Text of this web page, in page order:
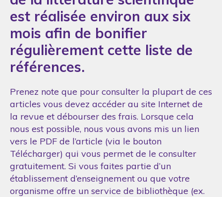
est réalisée environ aux six
mois afin de bonifier
régulièrement cette liste de
références.
Prenez note que pour consulter la plupart de ces
articles vous devez accéder au site Internet de
la revue et débourser des frais. Lorsque cela
nous est possible, nous vous avons mis un lien
vers le PDF de l’article (via le bouton
Télécharger) qui vous permet de le consulter
gratuitement. Si vous faites partie d’un
établissement d’enseignement ou que votre
organisme offre un service de bibliothèque (ex.